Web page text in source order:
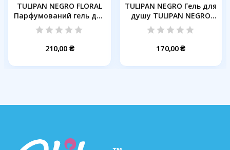
TULIPAN NEGRO FLORAL
Парфумований гель для
душу...
210,00 ₴
TULIPAN NEGRO Гель для
душу TULIPAN NEGRO
YUMMY...
170,00 ₴